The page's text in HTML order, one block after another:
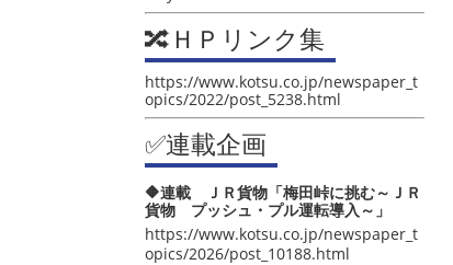
🔀ＨＰリンク集
https://www.kotsu.co.jp/newspaper_t
opics/2022/post_5238.html
✅連載企画
🔶連載 ＪＲ貨物「梅田峠に挑む～ＪＲ
貨物 プッシュ・プル運転導入～」
https://www.kotsu.co.jp/newspaper_t
opics/2026/post_10188.html